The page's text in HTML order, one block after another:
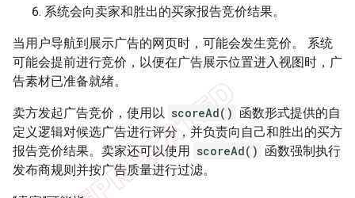
系统会向卖家和胜出的买家报告竞价结果。
当用户导航到展示广告的网页时，可能会发生竞价。 系统
可能会提前进行竞价，以便在广告展示位置进入视图时，广
告素材已准备就绪。
卖方发起广告竞价，使用以 scoreAd() 函数形式提供的自
定义逻辑对候选广告进行评分，并负责向自己和胜出的买方
报告竞价结果。卖家还可以使用 scoreAd() 函数强制执行
发布商规则并按广告质量进行过滤。